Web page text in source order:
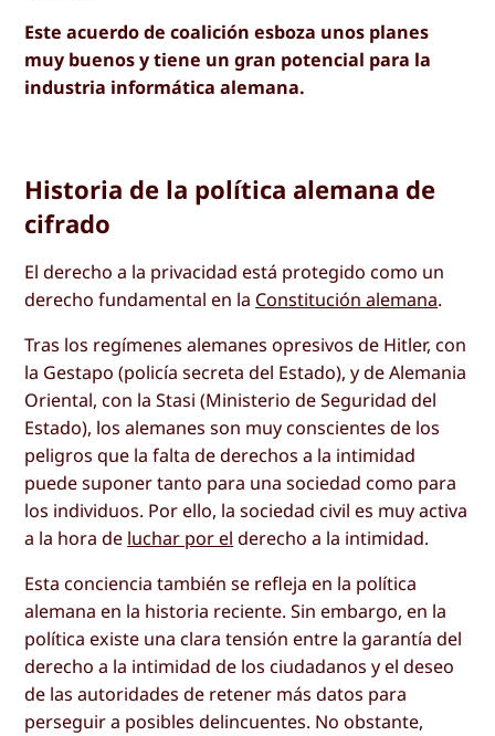
Este acuerdo de coalición esboza unos planes
muy buenos y tiene un gran potencial para la
industria informática alemana.
Historia de la política alemana de
cifrado
El derecho a la privacidad está protegido como un
derecho fundamental en la Constitución alemana.
Tras los regímenes alemanes opresivos de Hitler, con
la Gestapo (policía secreta del Estado), y de Alemania
Oriental, con la Stasi (Ministerio de Seguridad del
Estado), los alemanes son muy conscientes de los
peligros que la falta de derechos a la intimidad
puede suponer tanto para una sociedad como para
los individuos. Por ello, la sociedad civil es muy activa
a la hora de luchar por el derecho a la intimidad.
Esta conciencia también se refleja en la política
alemana en la historia reciente. Sin embargo, en la
política existe una clara tensión entre la garantía del
derecho a la intimidad de los ciudadanos y el deseo
de las autoridades de retener más datos para
perseguir a posibles delincuentes. No obstante,